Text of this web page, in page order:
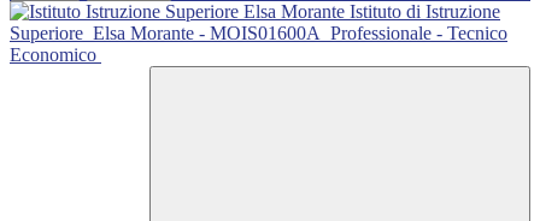
Istituto di Istruzione
Superiore Elsa Morante - MOIS01600A Professionale - Tecnico
Economico